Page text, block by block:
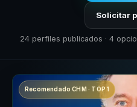
Solicitar
24 perfiles publicados · 4
Recomendado CHM · TOP 1